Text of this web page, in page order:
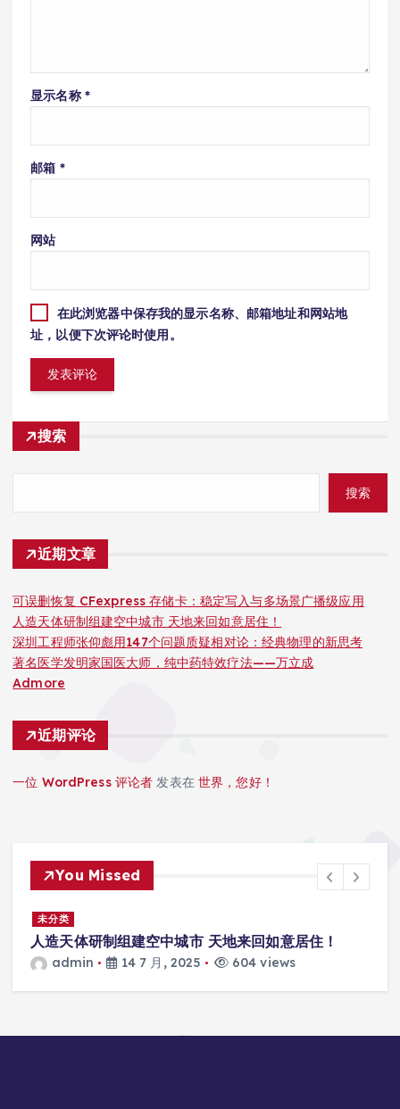
显示名称 *
邮箱 *
网站
在此浏览器中保存我的显示名称、邮箱地址和网站地
址，以便下次评论时使用。
搜索
搜索
近期文章
可误删恢复 CFexpress 存储卡：稳定写入与多场景广播级应用
人造天体研制组建空中城市 天地来回如意居住！
深圳工程师张仰彪用147个问题质疑相对论：经典物理的新思考
著名医学发明家国医大师，纯中药特效疗法——万立成
Admore
近期评论
一位 WordPress 评论者 发表在世界，您好！
You Missed
未分类
人造天体研制组建空中城市 天地来回如意居住！
admin 14 7 月, 2025 604 views